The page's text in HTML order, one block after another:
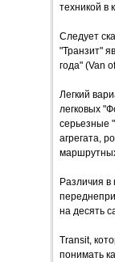
техникой в
Следует
"Транзит"
года" (Van
Легкий
легковых
серьезные
агрегата,
Различия в
на десять
Transit,
понимать